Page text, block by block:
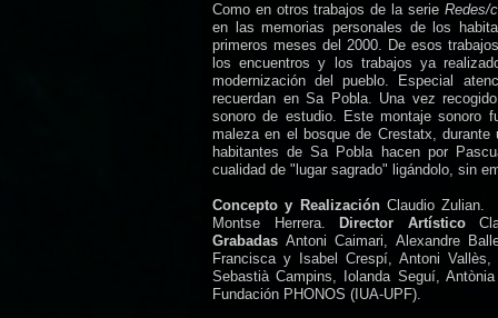
Como en otros trabajos de la serie Redes/
en las memorias personales de los
primeros meses del 2000. De esos
los encuentros y los trabajos ya
modernización del pueblo. Especial
recuerdan en Sa Pobla. Una vez
sonoro de estudio. Este montaje sonoro
maleza en el bosque de Crestatx,
habitantes de Sa Pobla hacen por
cualidad de "lugar sagrado" ligándolo, sin
Concepto y RealizaciónClaudio
Montse Herrera. Director Artístico
Grabadas Antoni Caimari, Alexandre
Francisca y Isabel Crespí, Antoni
Sebastià Campins, Iolanda Seguí,
Fundación PHONOS (IUA-UPF).